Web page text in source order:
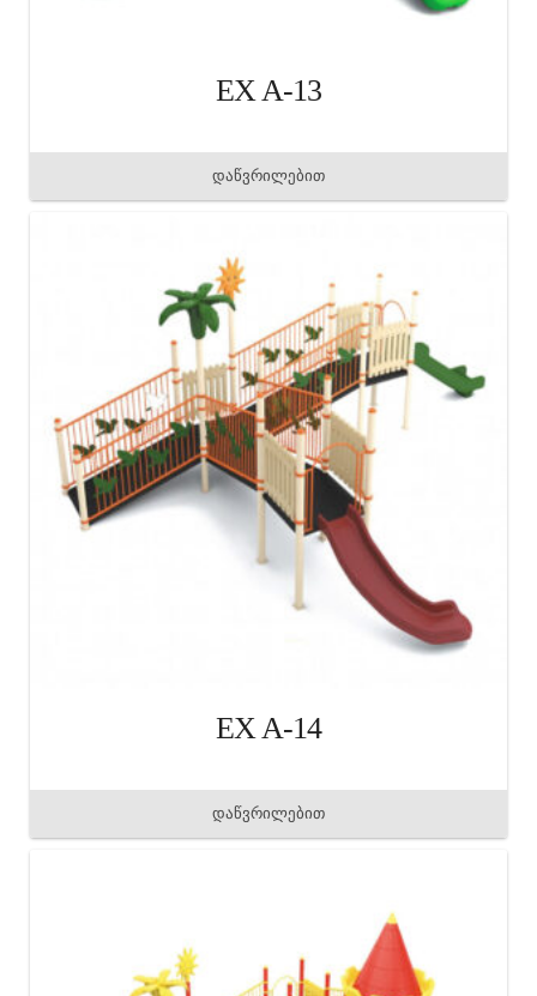
EX A-13
დაწვრილებით
EX A-14
დაწვრილებით